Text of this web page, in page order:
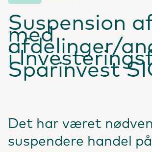
Suspension
med
afdelinger/
i
Sparinvest
Det har været
suspendere handel